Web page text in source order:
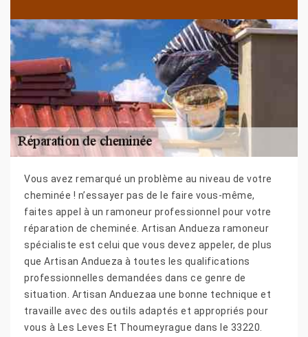
Vous avez remarqué un problème au niveau de votre
cheminée ! n’essayer pas de le faire vous-même,
faites appel à un ramoneur professionnel pour votre
réparation de cheminée. Artisan Andueza ramoneur
spécialiste est celui que vous devez appeler, de plus
que Artisan Andueza à toutes les qualifications
professionnelles demandées dans ce genre de
situation. Artisan Anduezaa une bonne technique et
travaille avec des outils adaptés et appropriés pour
vous à Les Leves Et Thoumeyrague dans le 33220.